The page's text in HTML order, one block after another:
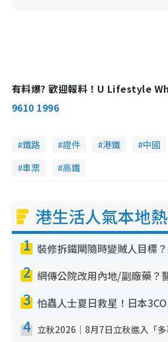
有料爆? 歡迎報料！U Lifestyle
9610 1996
鐵路 證件 港鐵 中國
車票
高鐵
港生活人氣本地
1
2
3
4